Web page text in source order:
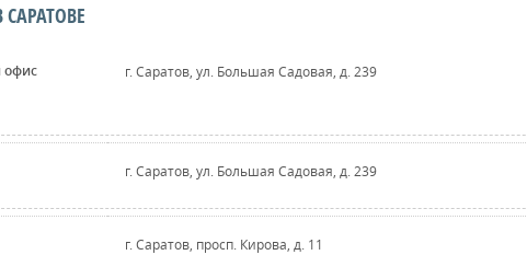
г. Саратов, ул. Большая Садовая, д. 239
г. Саратов, ул. Большая Садовая, д. 239
г. Саратов, просп. Кирова, д. 11